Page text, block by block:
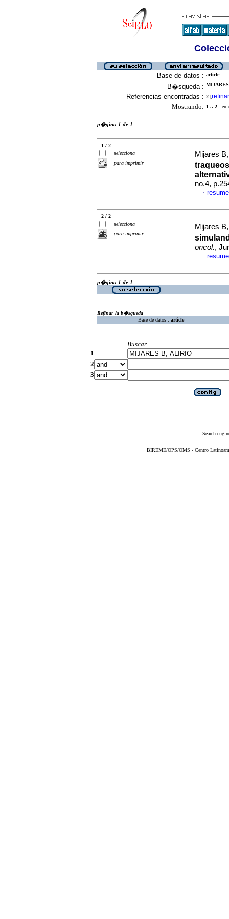
Base de datos : article
B�squeda :
Referencias encontradas : 2 [refinar
Mostrando: 1 .. 2 en
p�gina 1 de 1
1 / 2
selecciona
para imprimir
Mijares
no.4,
·
2 / 2
selecciona
para imprimir
Mijares
oncol.,
·
p�gina 1 de 1
Refinar la b�squeda
Base de datos : article
Buscar
1
2
3
Search
BIREME/OPS/OMS - Centro